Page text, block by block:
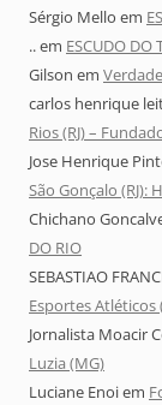
Sérgio Mello em
..em ESCUDO DO
Gilson em
carlos henrique
Rios (RJ) –
Jose Henrique
São Gonçalo (RJ):
Chichano
DO RIO
SEBASTIAO
Esportes Atléticos
Jornalista Moacir
Luzia (MG)
Luciane Enoiem